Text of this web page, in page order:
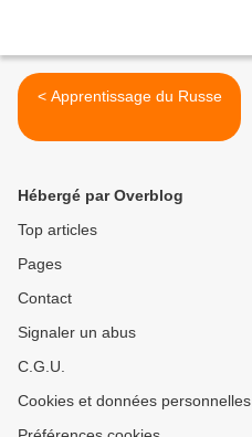
< Apprentissage du Russe
Hébergé par Overblog
Top articles
Pages
Contact
Signaler un abus
C.G.U.
Cookies et données personnelles